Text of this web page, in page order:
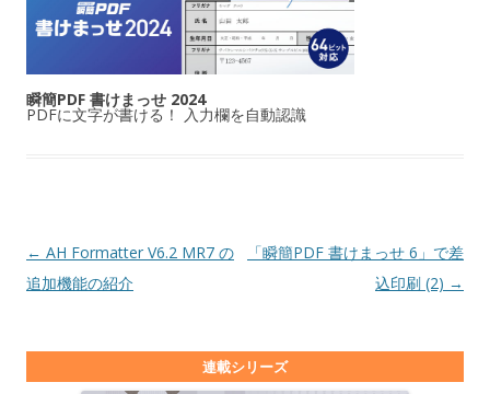
瞬簡PDF 書けまっせ 2024
PDFに文字が書ける！ 入力欄を自動認識
投稿ナビゲーション
← AH Formatter V6.2 MR7 の
追加機能の紹介
「瞬簡PDF 書けまっせ 6」で差
込印刷 (2) →
連載シリーズ